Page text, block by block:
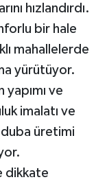
hızlandırdı.
bir hale
mahallelerde
yürütüyor.
ve
imalatı ve
duba üretimi
dikkate